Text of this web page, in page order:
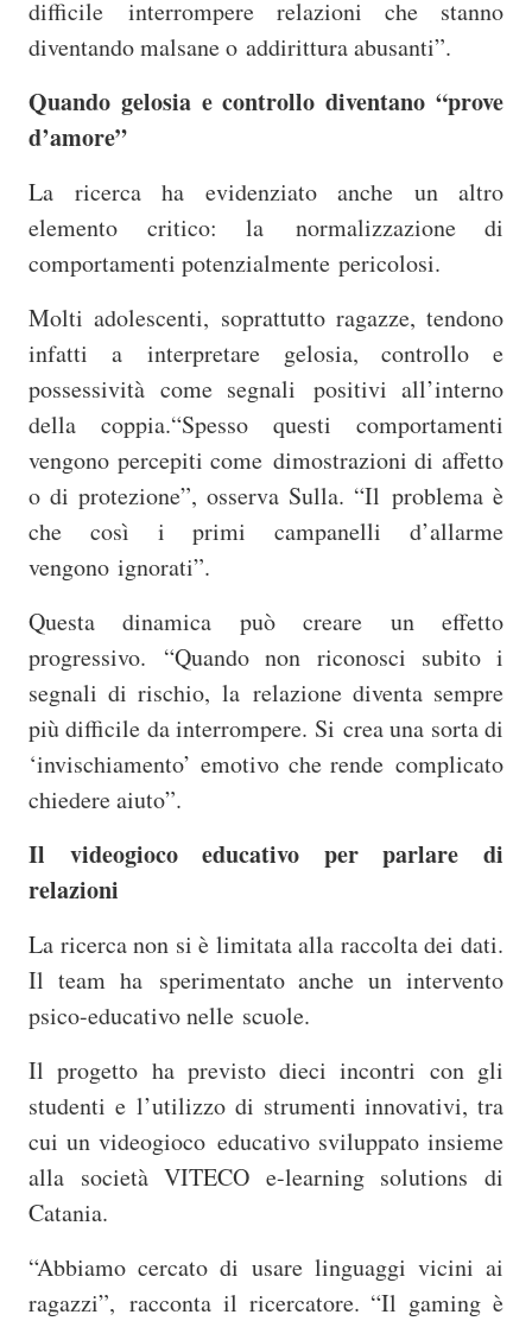
difficile interrompere relazioni che stanno
diventando malsane o addirittura abusanti”.
Quando gelosia e controllo diventano “prove
d’amore”
La ricerca ha evidenziato anche un altro
elemento critico: la normalizzazione di
comportamenti potenzialmente pericolosi.
Molti adolescenti, soprattutto ragazze, tendono
infatti ainterpretare gelosia, controllo e
possessività come segnali positivi all’interno
della coppia.“Spesso questi comportamenti
vengono percepiti come dimostrazioni di affetto
o di protezione”, osserva Sulla. “Il problema è
che così i primi campanelli d’allarme
vengono ignorati”.
Questa dinamica può creare un effetto
progressivo. “Quando non riconosci subito i
segnali di rischio, la relazionediventa sempre
più difficile da interrompere. Si crea una sorta di
‘invischiamento’ emotivo che rende complicato
chiedere aiuto”.
Il videogioco educativo per parlare di
relazioni
La ricerca non si è limitata alla raccolta dei dati.
Il team ha sperimentato anche un intervento
psico-educativo nelle scuole.
Il progetto ha previsto dieci incontri con gli
studenti el’utilizzo di strumenti innovativi, tra
cui un videogioco educativo sviluppato insieme
alla società VITECO e-learning solutions di
Catania.
“Abbiamo cercato di usare linguaggi vicini ai
ragazzi”, racconta il ricercatore. “Il gaming è